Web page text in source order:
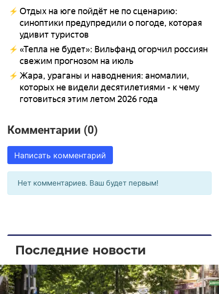
Отдых на юге пойдёт не по сценарию:
синоптики предупредили о погоде, которая
удивит туристов
«Тепла не будет»: Вильфанд огорчил россиян
свежим прогнозом на июль
Жара, ураганы и наводнения: аномалии,
которых не видели десятилетиями - к чему
готовиться этим летом 2026 года
Комментарии (0)
Написать комментарий
Нет комментариев. Ваш будет первым!
Последние новости